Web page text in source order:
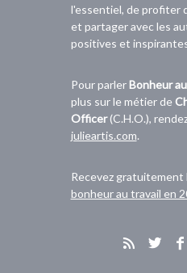
l'essentiel, de profiter
et partager avec les
positives et
Pour parlerBonheur
plus sur le métier de
Officer(C.H.O.),
julieartis.com.
Recevez gratuitement
bonheur au travail en